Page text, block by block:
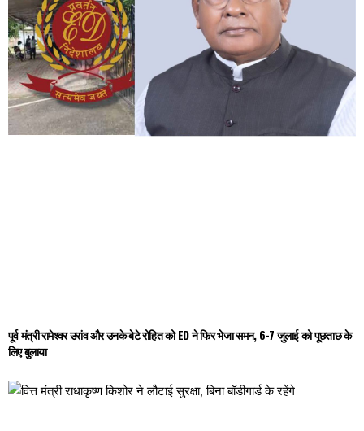
पूर्व मंत्री रामेश्वर उरांव और उनके बेटे रोहित को ED ने फिर भेजा समन, 6-7 जुलाई को पूछताछ के
लिए बुलाया